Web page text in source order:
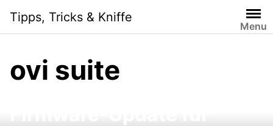
content
Tipps, Tricks & Kniffe
Menu
ovi suite